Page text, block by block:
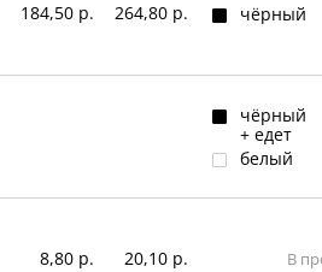
184,50 р. 264,80 р. чёрный
чёрный
+ едет
белый
8,80 р. 20,10 р. В